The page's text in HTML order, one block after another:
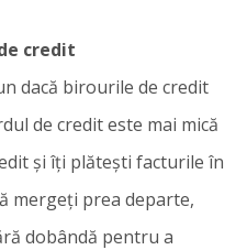
credit
dacă birourile de credit
de credit este mai mică
și îți plătești facturile în
mergeți prea departe,
dobândă pentru a